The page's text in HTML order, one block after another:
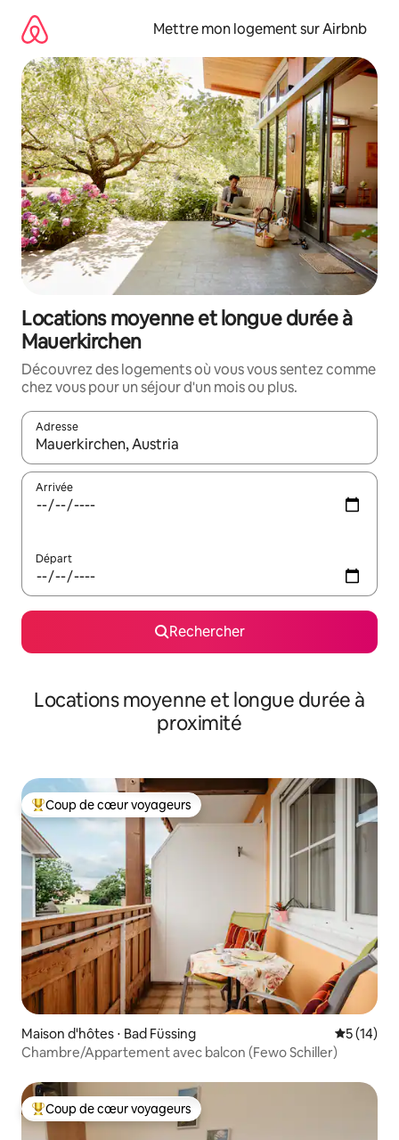
directement
contenu
Mettre mon logement sur Airbnb
Locations moyenne et longue durée à
Mauerkirchen
Découvrez des logements où vous vous sentez comme
chez vous pour un séjour d'un mois ou plus.
Adresse
Lorsque les résultats s'affichent, utilisez les flèches vers le
Arrivée
Départ
Rechercher
Locations moyenne et longue durée à
proximité
Coups de cœur voyageurs les plus appréciés
Coup de cœur voyageurs
Maison d'hôtes ⋅ Bad Füssing
5 (14)
Chambre/Appartement avec balcon (Fewo Schiller)
Coups de cœur voyageurs les plus appréciés
Coup de cœur voyageurs